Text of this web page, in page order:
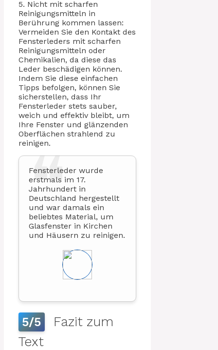
5. Nicht mit scharfen
Reinigungsmitteln in
Berührung kommen lassen:
Vermeiden Sie den Kontakt des
Fensterleders mit scharfen
Reinigungsmitteln oder
Chemikalien, da diese das
Leder beschädigen können.
Indem Sie diese einfachen
Tipps befolgen, können Sie
sicherstellen, dass Ihr
Fensterleder stets sauber,
weich und effektiv bleibt, um
Ihre Fenster und glänzenden
Oberflächen strahlend zu
reinigen.
Fensterleder wurde
erstmals im 17.
Jahrhundert in
Deutschland hergestellt
und war damals ein
beliebtes Material, um
Glasfenster in Kirchen
und Häusern zu reinigen.
5/5
Fazit zum
Text